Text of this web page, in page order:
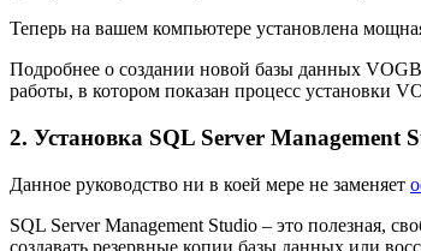
Теперь на вашем компьютере установлена
Подробнее о создании новой базы данных
работы, в котором показан процесс установки
2. Установка SQL Server Management
Данное руководство ни в коей мере не заменяет
SQL Server Management Studio – это полезная,
создавать резервные копии базы данных или